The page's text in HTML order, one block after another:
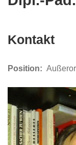
Kontakt
Position: